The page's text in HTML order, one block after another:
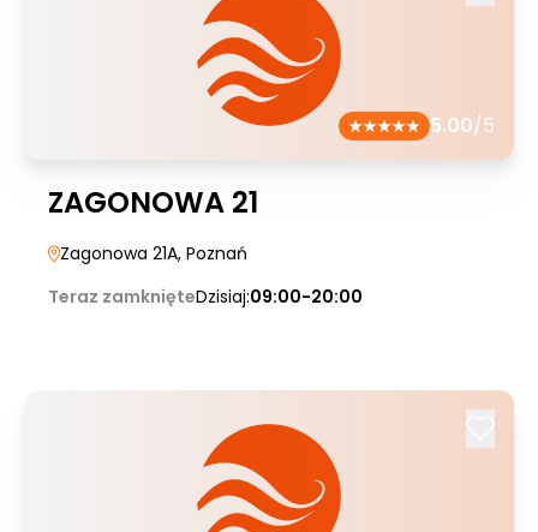
5.00/5
ZAGONOWA 21
Zagonowa 21A, Poznań
Teraz zamknięteDzisiaj:09:00-20:00